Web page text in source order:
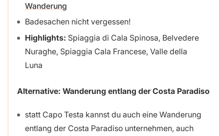
Wanderung
Badesachen nicht vergessen!
Highlights: Spiaggia di Cala Spinosa, Belvedere
Nuraghe, Spiaggia Cala Francese, Valle della
Luna
Alternative: Wanderung entlang der Costa Paradiso
statt Capo Testa kannst du auch eine Wanderung
entlang der Costa Paradiso unternehmen, auch